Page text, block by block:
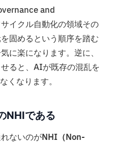
and
イクル自動化の領域その
固めるという順序を踏む
に楽になります。逆に、
ると、AIが既存の混乱を
くなります。
NHIである
ないのがNHI（Non-